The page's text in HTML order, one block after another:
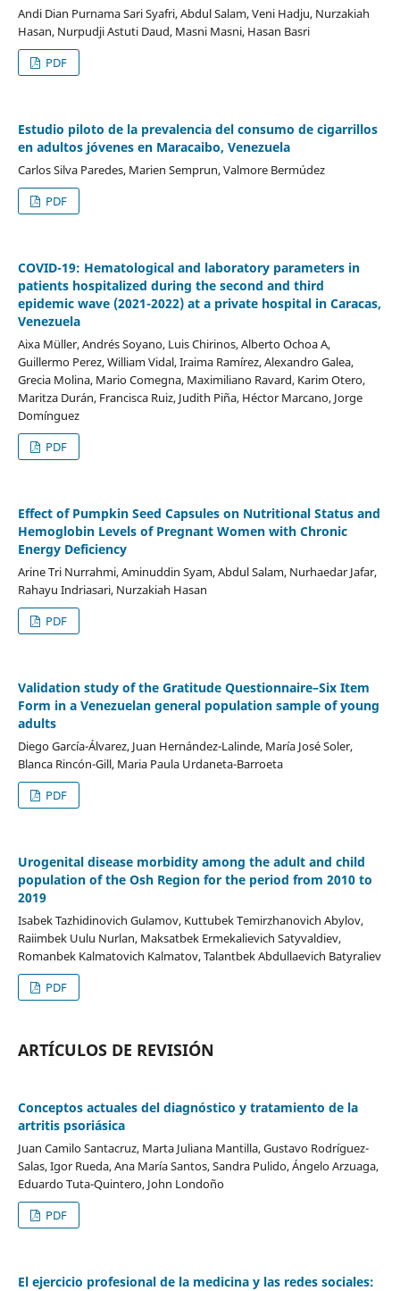
Andi Dian Purnama Sari Syafri, Abdul Salam, Veni Hadju, Nurzakiah
Hasan, Nurpudji Astuti Daud, Masni Masni, Hasan Basri
PDF
Estudio piloto de la prevalencia del consumo de cigarrillos
en adultos jóvenes en Maracaibo, Venezuela
Carlos Silva Paredes, Marien Semprun, Valmore Bermúdez
PDF
COVID-19: Hematological and laboratory parameters in
patients hospitalized during the second and third
epidemic wave (2021-2022) at a private hospital in Caracas,
Venezuela
Aixa Müller, Andrés Soyano, Luis Chirinos, Alberto Ochoa A,
Guillermo Perez, William Vidal, Iraima Ramírez, Alexandro Galea,
Grecia Molina, Mario Comegna, Maximiliano Ravard, Karim Otero,
Maritza Durán, Francisca Ruiz, Judith Piña, Héctor Marcano, Jorge
Domínguez
PDF
Effect of Pumpkin Seed Capsules on Nutritional Status and
Hemoglobin Levels of Pregnant Women with Chronic
Energy Deficiency
Arine Tri Nurrahmi, Aminuddin Syam, Abdul Salam, Nurhaedar Jafar,
Rahayu Indriasari, Nurzakiah Hasan
PDF
Validation study of the Gratitude Questionnaire–Six Item
Form in a Venezuelan general population sample of young
adults
Diego García-Álvarez, Juan Hernández-Lalinde, María José Soler,
Blanca Rincón-Gill, Maria Paula Urdaneta-Barroeta
PDF
Urogenital disease morbidity among the adult and child
population of the Osh Region for the period from 2010 to
2019
Isabek Tazhidinovich Gulamov, Kuttubek Temirzhanovich Abylov,
Raiimbek Uulu Nurlan, Maksatbek Ermekalievich Satyvaldiev,
Romanbek Kalmatovich Kalmatov, Talantbek Abdullaevich Batyraliev
PDF
ARTÍCULOS DE REVISIÓN
Conceptos actuales del diagnóstico y tratamiento de la
artritis psoriásica
Juan Camilo Santacruz, Marta Juliana Mantilla, Gustavo Rodríguez-
Salas, Igor Rueda, Ana María Santos, Sandra Pulido, Ángelo Arzuaga,
Eduardo Tuta-Quintero, John Londoño
PDF
El ejercicio profesional de la medicina y las redes sociales: